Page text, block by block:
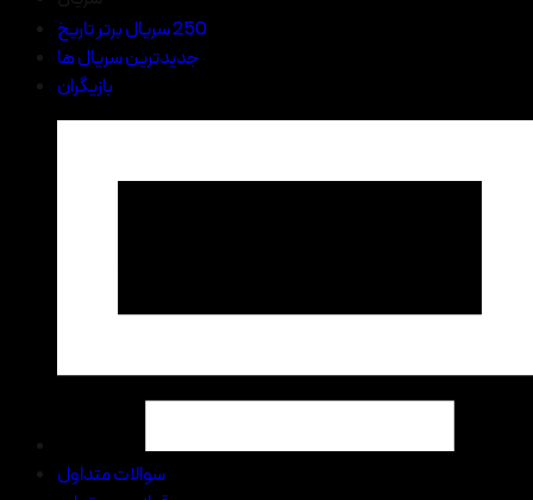
250 سریال برتر تاریخ
جدیدترین سریال ها
بازیگران
سوالات متداول